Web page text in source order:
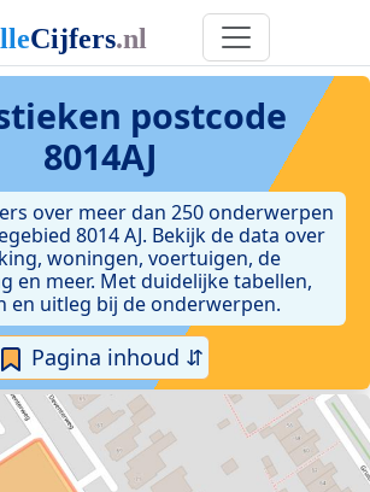
postcode
8014AJ
over meer dan 250 onderwerpen
8014 AJ. Bekijk de data over
woningen, voertuigen, de
en meer. Met duidelijke tabellen,
en uitleg bij de onderwerpen.
Pagina inhoud ⇵